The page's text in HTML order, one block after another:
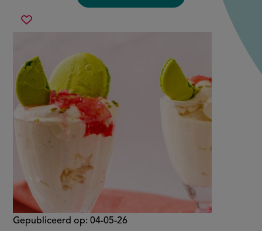
Sla
rabarber-
pistache
Gepubliceerd op: 04-05-26